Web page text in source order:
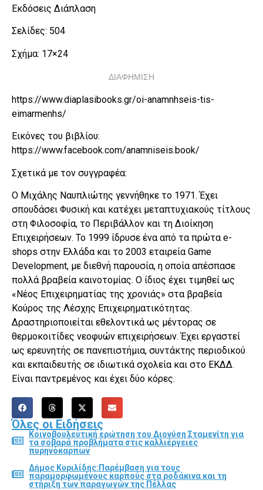
Εκδόσεις Διάπλαση
Σελίδες: 504
Σχήμα: 17×24
ΔΙΑΦΗΜΙΣΗ
https://www.diaplasibooks.gr/oi-anamnhseis-tis-
eimarmenhs/
Εικόνες του βιβλίου:
https://www.facebook.com/anamniseis.book/
Σχετικά με τον συγγραφέα:
Ο Μιχάλης Ναυπλιώτης γεννήθηκε το 1971. Έχει
σπουδάσει Φυσική και κατέχει μεταπτυχιακούς τίτλους
στη Φιλοσοφία, το Περιβάλλον και τη Διοίκηση
Επιχειρήσεων. Το 1999 ίδρυσε ένα από τα πρώτα e-
shops στην Ελλάδα και το 2003 εταιρεία Game
Development, µε διεθνή παρουσία, η οποία απέσπασε
πολλά βραβεία καινοτομίας. Ο ίδιος έχει τιμηθεί ως
«Νέος Επιχειρηματίας της χρονιάς» στα βραβεία
Κούρος της Λέσχης Επιχειρηματικότητας.
Δραστηριοποιείται εθελοντικά ως μέντορας σε
θερμοκοιτίδες νεοφυών επιχειρήσεων. Έχει εργαστεί
ως ερευνητής σε πανεπιστήμια, συντάκτης περιοδικού
και εκπαιδευτής σε ιδιωτικά σχολεία και στο ΕΚΔΔ.
Είναι παντρεμένος και έχει δύο κόρες.
Όλες οι Ειδήσεις
Κοινοβουλευτική ερώτηση του Διονύση Σταμενίτη για
τα σοβαρά προβλήματα στις καλλιέργειες
πυρηνόκαρπων
Δήμος Κυριλίδης:Παρέμβαση για τους
παραμορφωμένους καρπούς στα ροδάκινα και τη
στήριξη των παραγωγών της Πέλλας